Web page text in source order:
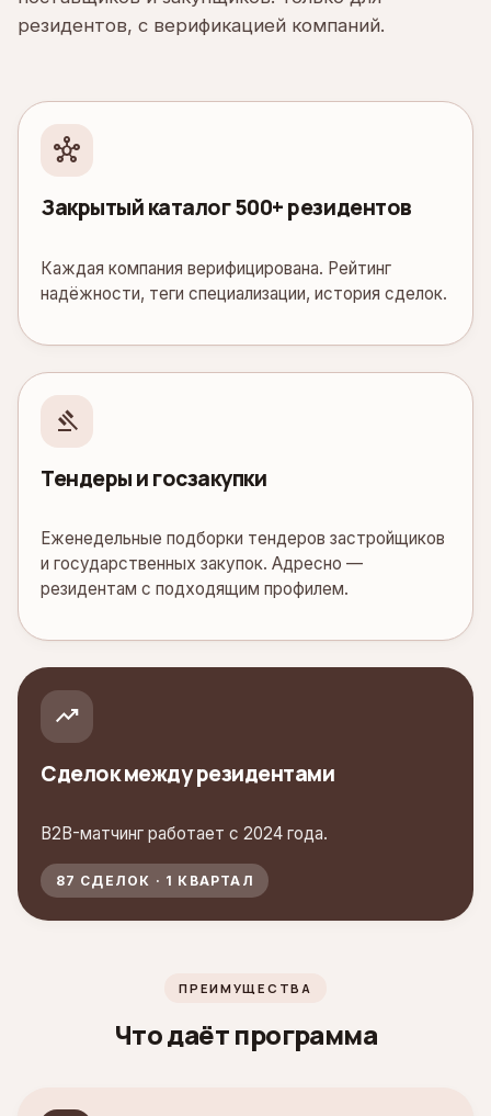
резидентов, с верификацией компаний.
hub
Закрытый каталог 500+ резидентов
Каждая компания верифицирована. Рейтинг
надёжности, теги специализации, история сделок.
gavel
Тендеры и госзакупки
Еженедельные подборки тендеров застройщиков
и государственных закупок. Адресно —
резидентам с подходящим профилем.
trending_up
Сделок между резидентами
B2B-матчинг работает с 2024 года.
87 СДЕЛОК · 1 КВАРТАЛ
ПРЕИМУЩЕСТВА
Что даёт программа